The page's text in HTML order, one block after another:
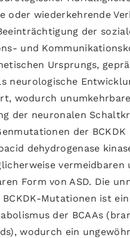
oder wiederkehrende
der
und
Ursprungs,
neurologische
wodurch
der neuronalen
der BCKDK
dehydrogenase
vermeidbaren
Form von ASD. Die
BCKDK-Mutationen ist ein
der BCAAs
wodurch ein